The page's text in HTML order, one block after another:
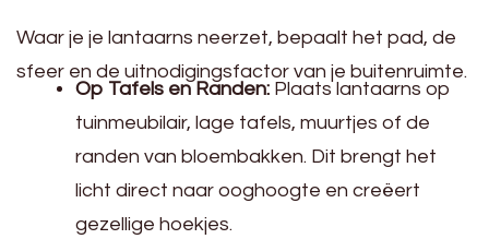
Waar je je lantaarns neerzet, bepaalt het pad, de
sfeer en de uitnodigingsfactor van je buitenruimte.
Op Tafels en Randen: Plaats lantaarns op
tuinmeubilair, lage tafels, muurtjes of de
randen van bloembakken. Dit brengt het
licht direct naar ooghoogte en creëert
gezellige hoekjes.